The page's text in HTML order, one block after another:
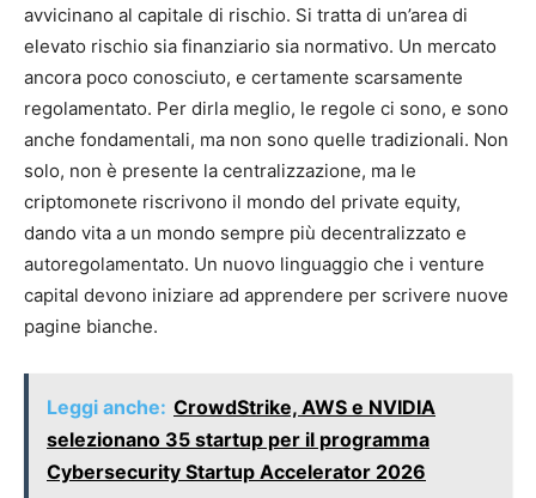
avvicinano al capitale di rischio. Si tratta di un’area di
elevato rischio sia finanziario sia normativo. Un mercato
ancora poco conosciuto, e certamente scarsamente
regolamentato. Per dirla meglio, le regole ci sono, e sono
anche fondamentali, ma non sono quelle tradizionali. Non
solo, non è presente la centralizzazione, ma le
criptomonete riscrivono il mondo del private equity,
dando vita a un mondo sempre più decentralizzato e
autoregolamentato. Un nuovo linguaggio che i venture
capital devono iniziare ad apprendere per scrivere nuove
pagine bianche.
Leggi anche: CrowdStrike, AWS e NVIDIA
selezionano 35 startup per il programma
Cybersecurity Startup Accelerator 2026